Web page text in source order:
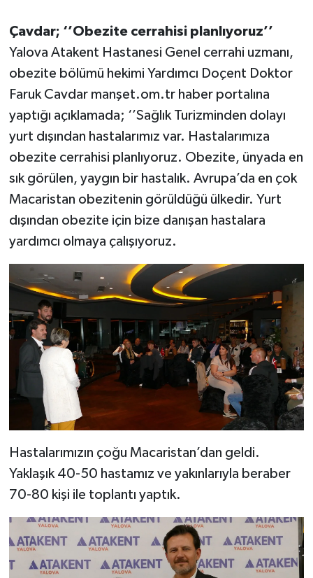
Çavdar; ‘’Obezite cerrahisi planlıyoruz’’
Yalova Atakent Hastanesi Genel cerrahi uzmanı,
obezite bölümü hekimi Yardımcı Doçent Doktor
Faruk Cavdar manşet.om.tr haber portalına
yaptığı açıklamada; ‘’Sağlık Turizminden dolayı
yurt dışından hastalarımız var. Hastalarımıza
obezite cerrahisi planlıyoruz. Obezite, ünyada en
sık görülen, yaygın bir hastalık. Avrupa’da en çok
Macaristan obezitenin görüldüğü ülkedir. Yurt
dışından obezite için bize danışan hastalara
yardımcı olmaya çalışıyoruz.
Hastalarımızın çoğu Macaristan’dan geldi.
Yaklaşık 40-50 hastamız ve yakınlarıyla beraber
70-80 kişi ile toplantı yaptık.